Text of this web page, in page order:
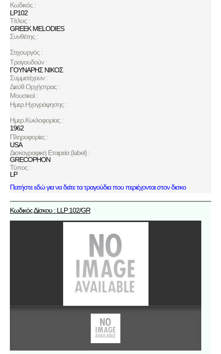
Κωδικός :
LP102
Τίτλος :
GREEK MELODIES
Συνθέτης :
Στιχουργός :
Τραγουδούν :
ΓΟΥΝΑΡΗΣ ΝΙΚΟΣ
Συμμετέχουν :
Διεύθ.Ορχήστρας :
Μουσικοί :
Ημερ.Ηχογράφησης :
Ημερ.Κυκλοφορίας :
1962
Πληροφορίες :
USA
Δισκογραφική Εταιρεία (label) :
GRECOPHON
Τύπος :
LP
Πατήστε εδώ για να δείτε τα τραγούδια που περιέχονται στον δισκο
Κωδικός Δίσκου : LLP 102/GR